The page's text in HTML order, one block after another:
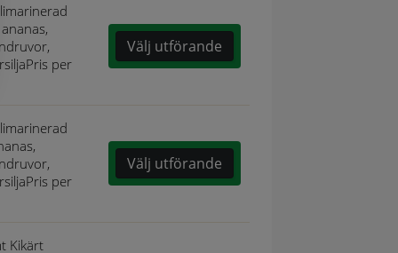
per
Välj utförande
per
Välj utförande
Kikärt